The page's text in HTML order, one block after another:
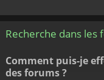
Recherche dans les
Comment puis-je
des forums ?